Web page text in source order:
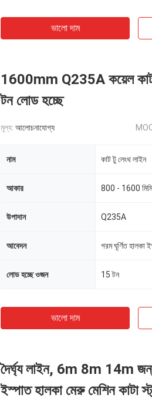
ভালো দাম
1600mm Q235A কয়েল কাট
টন লোড হচ্ছে
মূল্য: আলোচনাযোগ্য
নাম কাট টু লেংথ লাইন
আকার 800 - 1600 মিমি
উপাদান Q235A
আবেদন গরম ঘূর্ণিত হালকা
লোড হচ্ছে ওজন 15 টন
ভালো দাম
দৈর্ঘ্য লাইন, 6m 8m 14m
ইস্পাত হালকা মেরু মেশিন কাটা